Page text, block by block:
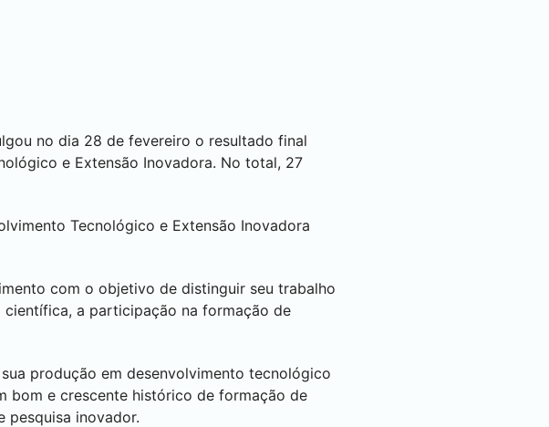
no dia 28 de fevereiro o resultado final
e Extensão Inovadora. No total, 27
Tecnológico e Extensão Inovadora
com o objetivo de distinguir seu trabalho
a participação na formação de
produção em desenvolvimento tecnológico
bom e crescente histórico de formação de
pesquisa inovador.